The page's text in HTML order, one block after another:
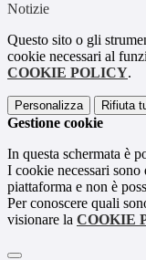
Notizie
Questo sito o gli
cookie necessari al
COOKIE POLICY.
Personalizza Rifiuta
Gestione cookie
In questa schermata è
I cookie necessari
piattaforma e non è
Per conoscere quali
visionare la COOKIE